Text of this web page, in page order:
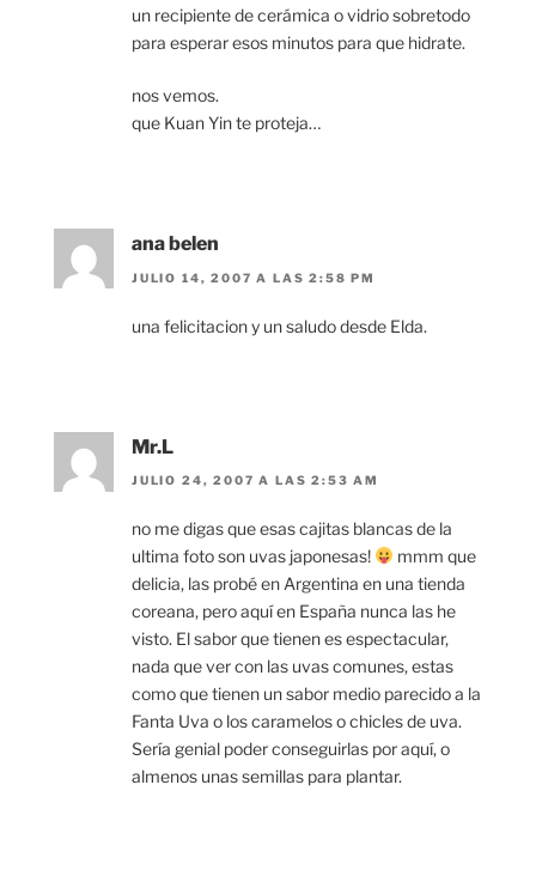
un recipiente de cerámica o vidrio sobretodo
para esperar esos minutos para que hidrate.
nos vemos.
que Kuan Yin te proteja…
ana belen
JULIO 14, 2007 A LAS 2:58 PM
una felicitacion y un saludo desde Elda.
Mr.L
JULIO 24, 2007 A LAS 2:53 AM
no me digas que esas cajitas blancas de la
ultima foto son uvas japonesas!
mmm que
delicia, las probé en Argentina en una tienda
coreana, pero aquí en España nunca las he
visto. El sabor que tienen es espectacular,
nada que ver con las uvas comunes, estas
como que tienen un sabor medio parecido a la
Fanta Uva o los caramelos o chicles de uva.
Sería genial poder conseguirlas por aquí, o
almenos unas semillas para plantar.